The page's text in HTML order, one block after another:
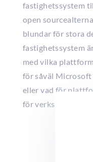
fastighetssystem
open
blundar för stora
fastighetssystem
med vilka
för såväl Microsoft
eller vad för
för verksamheten